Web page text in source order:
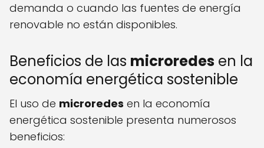
demanda o cuando las fuentes de energía
renovable no están disponibles.
Beneficios de las microredes en la
economía energética sostenible
El uso de microredes en la economía
energética sostenible presenta numerosos
beneficios: